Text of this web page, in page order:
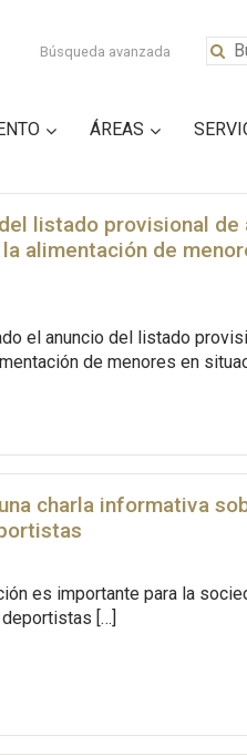
Búsqueda avanzada
ÁREAS
listado provisional de
alimentación de
el anuncio del listado
de menores en
charla informativa
es importante para la
[…]